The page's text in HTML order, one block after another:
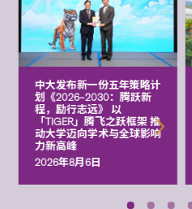
中大发布新一份五年策略计
划《2026‒2030：腾跃新
程，励行志远》 以
「TIGER」腾飞之跃框架 推
动大学迈向学术与全球影响
力新高峰
2026年8月6日